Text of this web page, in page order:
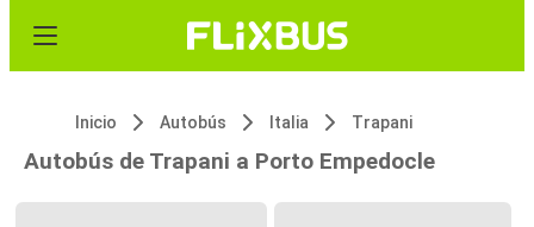
Inicio Autobús Italia Trapani
Autobús de Trapani a Porto Empedocle